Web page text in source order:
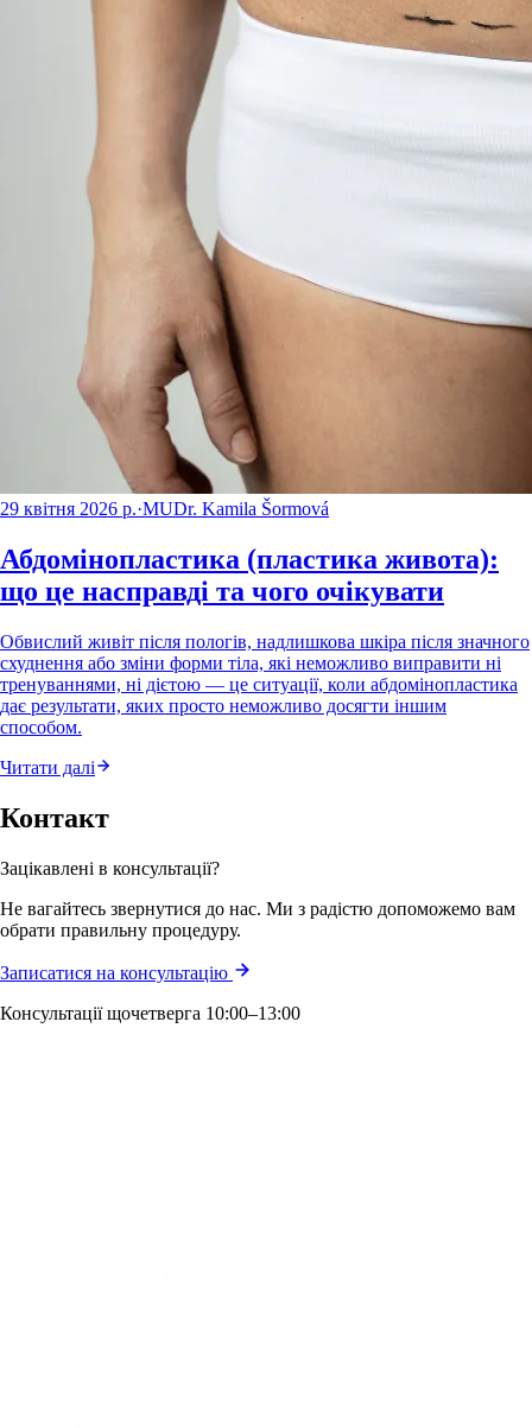
29 квітня 2026 р.·MUDr. Kamila Šormová
Абдомінопластика (пластика живота):
що це насправді та чого очікувати
Обвислий живіт після пологів, надлишкова шкіра після значного
схуднення або зміни форми тіла, які неможливо виправити ні
тренуваннями, ні дієтою — це ситуації, коли абдомінопластика
дає результати, яких просто неможливо досягти іншим
способом.
Читати далі
Контакт
Зацікавлені в консультації?
Не вагайтесь звернутися до нас. Ми з радістю допоможемо вам
обрати правильну процедуру.
Записатися на консультацію
Консультації щочетверга 10:00–13:00